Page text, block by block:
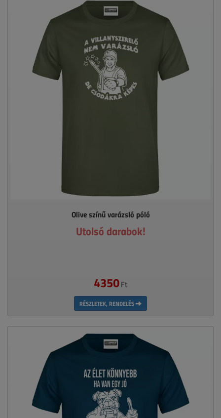
Olive színű varázsló póló
Utolsó darabok!
4350Ft
RÉSZLETEK, RENDELÉS